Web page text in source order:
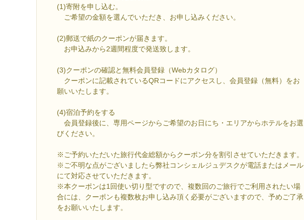
(1)寄附を申し込む。
ご希望の金額を選んでいただき、お申し込みください。
(2)郵送で紙のクーポンが届きます。
お申込みから2週間程度で発送致します。
(3)クーポンの確認と無料会員登録（Webカタログ）
クーポンに記載されているQRコードにアクセスし、会員登録（無料）をお
願いいたします。
(4)宿泊予約をする
会員登録後に、専用ページからご希望のお日にち・エリアからホテルをお選
びください。
※ご予約いただいた旅行代金総額からクーポン分を割引させていただきます。
※ご不明な点がございましたら弊社コンシェルジュデスクが電話またはメール
にて対応させていただきます。
※本クーポンは1回使い切り型ですので、複数回のご旅行でご利用されたい場
合には、クーポンも複数枚お申し込み頂く必要がございますので、予めご了承
をお願いいたします。